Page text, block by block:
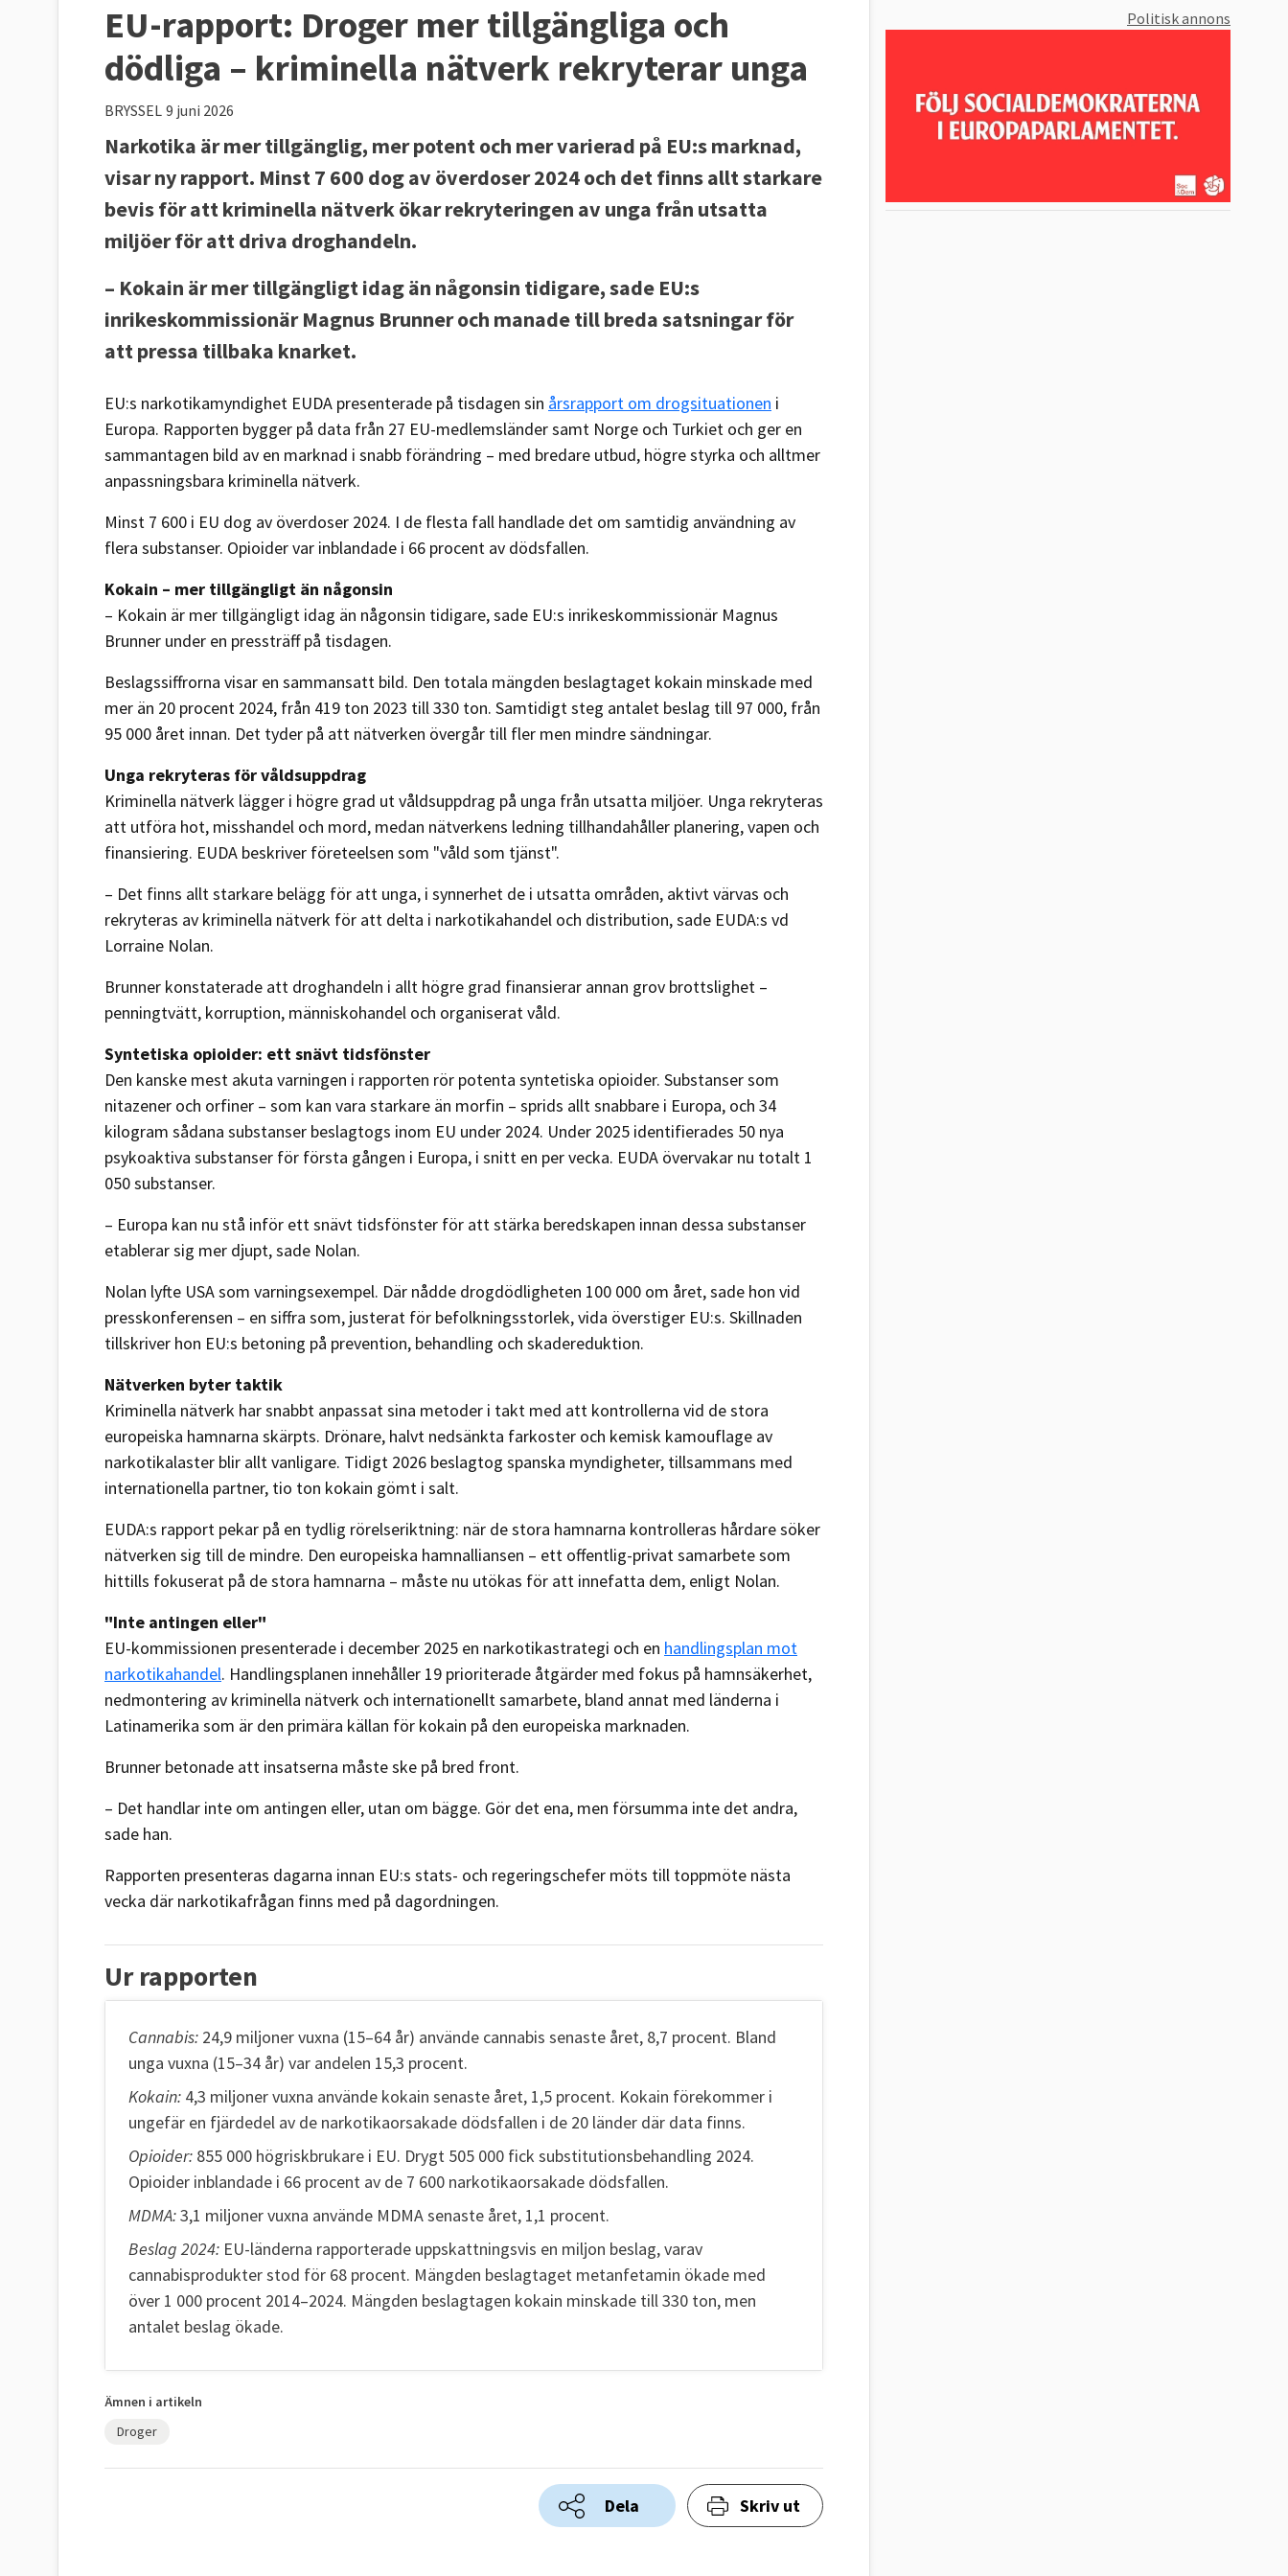
EU-rapport: Droger mer tillgängliga och
dödliga – kriminella nätverk rekryterar unga
BRYSSEL 9 juni 2026
Narkotika är mer tillgänglig, mer potent och mer varierad på EU:s marknad,
visar ny rapport. Minst 7 600 dog av överdoser 2024 och det finns allt starkare
bevis för att kriminella nätverk ökar rekryteringen av unga från utsatta
miljöer för att driva droghandeln.
– Kokain är mer tillgängligt idag än någonsin tidigare, sade EU:s
inrikeskommissionär Magnus Brunner och manade till breda satsningar för
att pressa tillbaka knarket.
EU:s narkotikamyndighet EUDA presenterade på tisdagen sin årsrapport om drogsituationen i
Europa. Rapporten bygger på data från 27 EU-medlemsländer samt Norge och Turkiet och ger en
sammantagen bild av en marknad i snabb förändring – med bredare utbud, högre styrka och alltmer
anpassningsbara kriminella nätverk.
Minst 7 600 i EU dog av överdoser 2024. I de flesta fall handlade det om samtidig användning av
flera substanser. Opioider var inblandade i 66 procent av dödsfallen.
Kokain – mer tillgängligt än någonsin
– Kokain är mer tillgängligt idag än någonsin tidigare, sade EU:s inrikeskommissionär Magnus
Brunner under en pressträff på tisdagen.
Beslagssiffrorna visar en sammansatt bild. Den totala mängden beslagtaget kokain minskade med
mer än 20 procent 2024, från 419 ton 2023 till 330 ton. Samtidigt steg antalet beslag till 97 000, från
95 000 året innan. Det tyder på att nätverken övergår till fler men mindre sändningar.
Unga rekryteras för våldsuppdrag
Kriminella nätverk lägger i högre grad ut våldsuppdrag på unga från utsatta miljöer. Unga rekryteras
att utföra hot, misshandel och mord, medan nätverkens ledning tillhandahåller planering, vapen och
finansiering. EUDA beskriver företeelsen som "våld som tjänst".
– Det finns allt starkare belägg för att unga, i synnerhet de i utsatta områden, aktivt värvas och
rekryteras av kriminella nätverk för att delta i narkotikahandel och distribution, sade EUDA:s vd
Lorraine Nolan.
Brunner konstaterade att droghandeln i allt högre grad finansierar annan grov brottslighet –
penningtvätt, korruption, människohandel och organiserat våld.
Syntetiska opioider: ett snävt tidsfönster
Den kanske mest akuta varningen i rapporten rör potenta syntetiska opioider. Substanser som
nitazener och orfiner – som kan vara starkare än morfin – sprids allt snabbare i Europa, och 34
kilogram sådana substanser beslagtogs inom EU under 2024. Under 2025 identifierades 50 nya
psykoaktiva substanser för första gången i Europa, i snitt en per vecka. EUDA övervakar nu totalt 1
050 substanser.
– Europa kan nu stå inför ett snävt tidsfönster för att stärka beredskapen innan dessa substanser
etablerar sig mer djupt, sade Nolan.
Nolan lyfte USA som varningsexempel. Där nådde drogdödligheten 100 000 om året, sade hon vid
presskonferensen – en siffra som, justerat för befolkningsstorlek, vida överstiger EU:s. Skillnaden
tillskriver hon EU:s betoning på prevention, behandling och skadereduktion.
Nätverken byter taktik
Kriminella nätverk har snabbt anpassat sina metoder i takt med att kontrollerna vid de stora
europeiska hamnarna skärpts. Drönare, halvt nedsänkta farkoster och kemisk kamouflage av
narkotikalaster blir allt vanligare. Tidigt 2026 beslagtog spanska myndigheter, tillsammans med
internationella partner, tio ton kokain gömt i salt.
EUDA:s rapport pekar på en tydlig rörelseriktning: när de stora hamnarna kontrolleras hårdare söker
nätverken sig till de mindre. Den europeiska hamnalliansen – ett offentlig-privat samarbete som
hittills fokuserat på de stora hamnarna – måste nu utökas för att innefatta dem, enligt Nolan.
"Inte antingen eller"
EU-kommissionen presenterade i december 2025 en narkotikastrategi och en handlingsplan mot
narkotikahandel. Handlingsplanen innehåller 19 prioriterade åtgärder med fokus på hamnsäkerhet,
nedmontering av kriminella nätverk och internationellt samarbete, bland annat med länderna i
Latinamerika som är den primära källan för kokain på den europeiska marknaden.
Brunner betonade att insatserna måste ske på bred front.
– Det handlar inte om antingen eller, utan om bägge. Gör det ena, men försumma inte det andra,
sade han.
Rapporten presenteras dagarna innan EU:s stats- och regeringschefer möts till toppmöte nästa
vecka där narkotikafrågan finns med på dagordningen.
Ur rapporten
Cannabis: 24,9 miljoner vuxna (15–64 år) använde cannabis senaste året, 8,7 procent. Bland
unga vuxna (15–34 år) var andelen 15,3 procent.
Kokain: 4,3 miljoner vuxna använde kokain senaste året, 1,5 procent. Kokain förekommer i
ungefär en fjärdedel av de narkotikaorsakade dödsfallen i de 20 länder där data finns.
Opioider: 855 000 högriskbrukare i EU. Drygt 505 000 fick substitutionsbehandling 2024.
Opioider inblandade i 66 procent av de 7 600 narkotikaorsakade dödsfallen.
MDMA:3,1 miljoner vuxna använde MDMA senaste året, 1,1 procent.
Beslag 2024: EU-länderna rapporterade uppskattningsvis en miljon beslag, varav
cannabisprodukter stod för 68 procent. Mängden beslagtaget metanfetamin ökade med
över 1 000 procent 2014–2024. Mängden beslagtagen kokain minskade till 330 ton, men
antalet beslag ökade.
Ämnen i artikeln
Droger
Dela Skriv ut
Politisk annons